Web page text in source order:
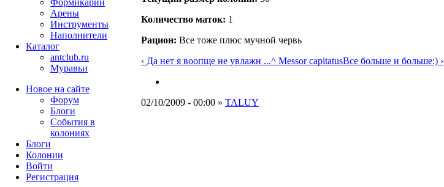
Количество маток: 1
Рацион: Все тоже плюс мучной червь
‹ Да нет я воопще не увлажн ...^ Messor capitatusВсе больше и больше:) ›
02/10/2009 - 00:00 » TALUY
Формикарии
Арены
Инструменты
Наполнители
Каталог
antclub.ru
Муравьи
Новое на сайте
Форум
Блоги
События в
колониях
Блоги
Колонии
Войти
Peгиcтpaция